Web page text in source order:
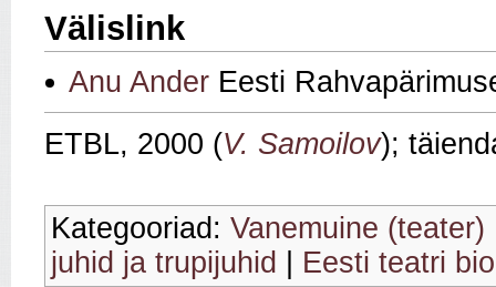
Välislink
Anu Ander Eesti
ETBL, 2000 (V. Samoilov);
Kategooriad: Vanemuine (teater)
juhid ja trupijuhid
Eesti teatri